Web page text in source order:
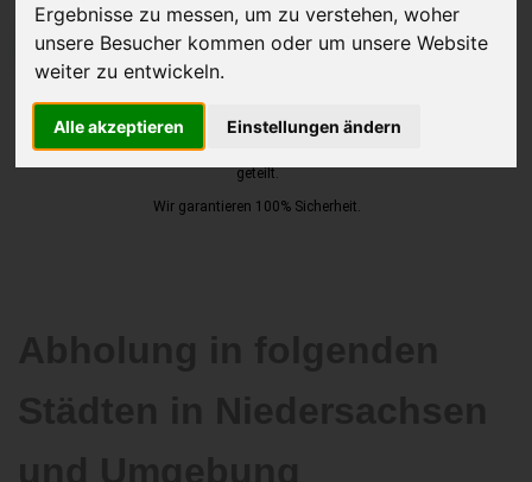
Ergebnisse zu messen, um zu verstehen, woher
unsere Besucher kommen oder um unsere Website
weiter zu entwickeln.
Alle akzeptieren Einstellungen ändern
JETZT KOSTENLOSE BEWERTUNG
Kostenloses Angebotfür den Ankauf Ihres Autos inklusive der
Abholung, auf Wunsch sofort Geld. Ihre Daten werden nicht mit Dritten
geteilt.
Wir garantieren 100% Sicherheit.